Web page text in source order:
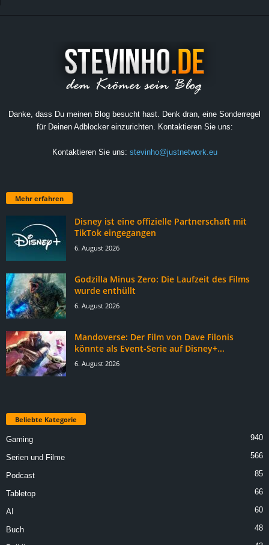
Danke, dass Du meinen Blog besucht hast. Denk dran, eine Sonderregel
für Deinen Adblocker einzurichten. Kontaktieren Sie uns:
Kontaktieren Sie uns: stevinho@justnetwork.eu
Mehr erfahren
Disney ist eine offizielle Partnerschaft mit
TikTok eingegangen
6. August 2026
Godzilla Minus Zero: Die Laufzeit des Films
wurde enthüllt
6. August 2026
Mandoverse: Der Film von Dave Filonis
könnte als Event-Serie auf Disney+...
6. August 2026
Beliebte Kategorie
Gaming 940
Serien und Filme 566
Podcast 85
Tabletop 66
AI 60
Buch 48